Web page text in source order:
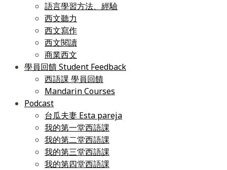
語言學習方法、經驗
西文聽力
西文寫作
西文閱讀
商業西文
學員回饋 Student Feedback
西語課 學員回饋
Mandarin Courses
Podcast
台瓜夫妻 Esta pareja
我的第一堂西語課
我的第二堂西語課
我的第三堂西語課
我的第四堂西語課